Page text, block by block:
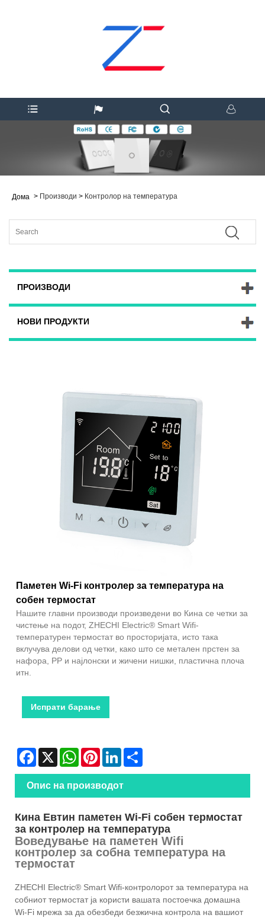
Дома > Производи > Контролор на температура
ПРОИЗВОДИ
НОВИ ПРОДУКТИ
Паметен Wi-Fi контролер за температура на
собен термостат
Нашите главни производи произведени во Кина се четки за
чистење на подот, ZHECHI Electric® Smart Wifi-
температурен термостат во просторијата, исто така
вклучува делови од четки, како што се метален прстен за
нафора, PP и најлонски и жичени нишки, пластична плоча
итн.
Испрати барање
Facebook
X WhatsAppPinterestLinkedIn
Опис на производот
Кина Евтин паметен Wi-Fi собен термостат
за контролер на температура
Воведување на паметен Wifi
контролер за собна температура на
термостат
ZHECHI Electric® Smart Wifi-контролорот за температура на
собниот термостат ја користи вашата постоечка домашна
Wi-Fi мрежа за да обезбеди безжична контрола на вашиот